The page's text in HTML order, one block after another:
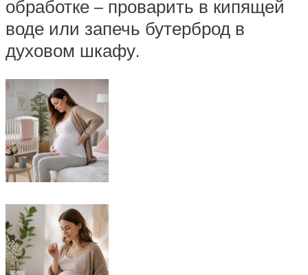
обработке – проварить в кипящей
воде или запечь бутерброд в
духовом шкафу.